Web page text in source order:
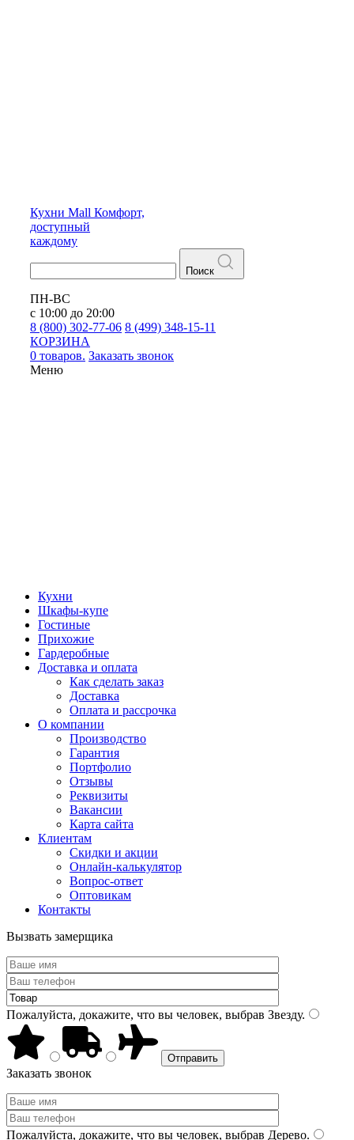
Кухни Mall Комфорт,
доступный
каждому
Поиск
ПН-ВС
с 10:00 до 20:00
8 (800) 302-77-06 8 (499) 348-15-11
КОРЗИНА
0 товаров. Заказать звонок
Меню
Кухни
Шкафы-купе
Гостиные
Прихожие
Гардеробные
Доставка и оплата
Как сделать заказ
Доставка
Оплата и рассрочка
О компании
Производство
Гарантия
Портфолио
Отзывы
Реквизиты
Вакансии
Карта сайта
Клиентам
Скидки и акции
Онлайн-калькулятор
Вопрос-ответ
Оптовикам
Контакты
Вызвать замерщика
Пожалуйста, докажите, что вы человек, выбрав Звезду.
Заказать звонок
Пожалуйста, докажите, что вы человек, выбрав Дерево.